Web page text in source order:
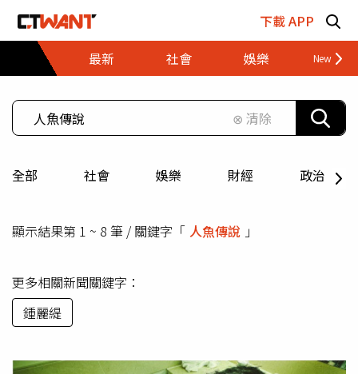
下載 APP
最新
社會 娛樂 財經
⊗ 清除
全部 社會 娛樂 財經 政治
顯示結果第 1 ~ 8 筆 / 關鍵字「 人魚傳說 」
更多相關新聞關鍵字：
鍾麗緹